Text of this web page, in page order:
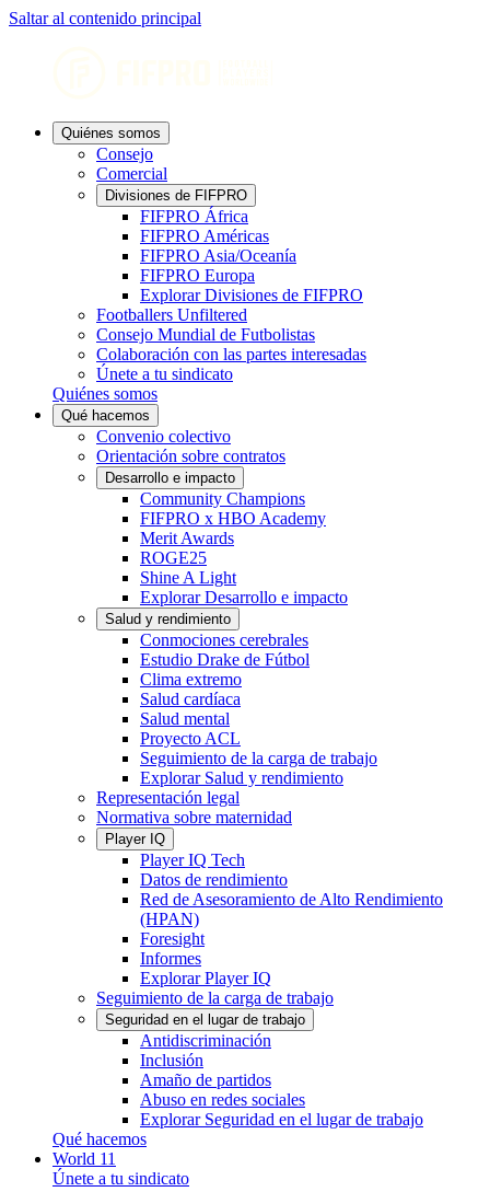
Saltar al contenido principal
Quiénes somos
Consejo
Comercial
Divisiones de FIFPRO
FIFPRO África
FIFPRO Américas
FIFPRO Asia/Oceanía
FIFPRO Europa
Explorar Divisiones de FIFPRO
Footballers Unfiltered
Consejo Mundial de Futbolistas
Colaboración con las partes interesadas
Únete a tu sindicato
Quiénes somos
Qué hacemos
Convenio colectivo
Orientación sobre contratos
Desarrollo e impacto
Community Champions
FIFPRO x HBO Academy
Merit Awards
ROGE25
Shine A Light
Explorar Desarrollo e impacto
Salud y rendimiento
Conmociones cerebrales
Estudio Drake de Fútbol
Clima extremo
Salud cardíaca
Salud mental
Proyecto ACL
Seguimiento de la carga de trabajo
Explorar Salud y rendimiento
Representación legal
Normativa sobre maternidad
Player IQ
Player IQ Tech
Datos de rendimiento
Red de Asesoramiento de Alto Rendimiento
(HPAN)
Foresight
Informes
Explorar Player IQ
Seguimiento de la carga de trabajo
Seguridad en el lugar de trabajo
Antidiscriminación
Inclusión
Amaño de partidos
Abuso en redes sociales
Explorar Seguridad en el lugar de trabajo
Qué hacemos
World 11
Únete a tu sindicato